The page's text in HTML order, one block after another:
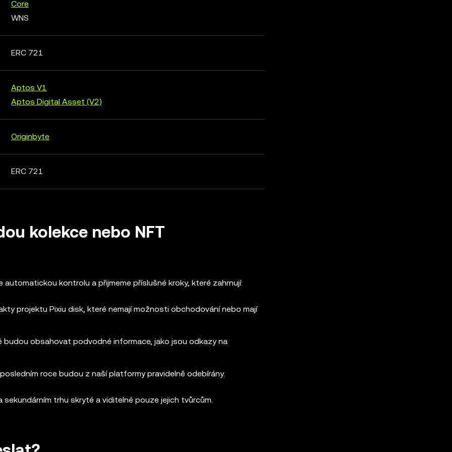
Core
WNS
ERC 721
Aptos V1
Aptos Digital Asset (V2)
Originbyte
ERC 721
kolekce nebo NFT
kontrolu a přijmeme příslušné kroky, které zahrnují:
projektu Pixiu disk, které nemají možnosti obchodování nebo mají
obsahovat podvodné informace, jako jsou odkazy na
roce budou z naší platformy pravidelně odebírány.
trhu skryté a viditelné pouze jejich tvůrcům.